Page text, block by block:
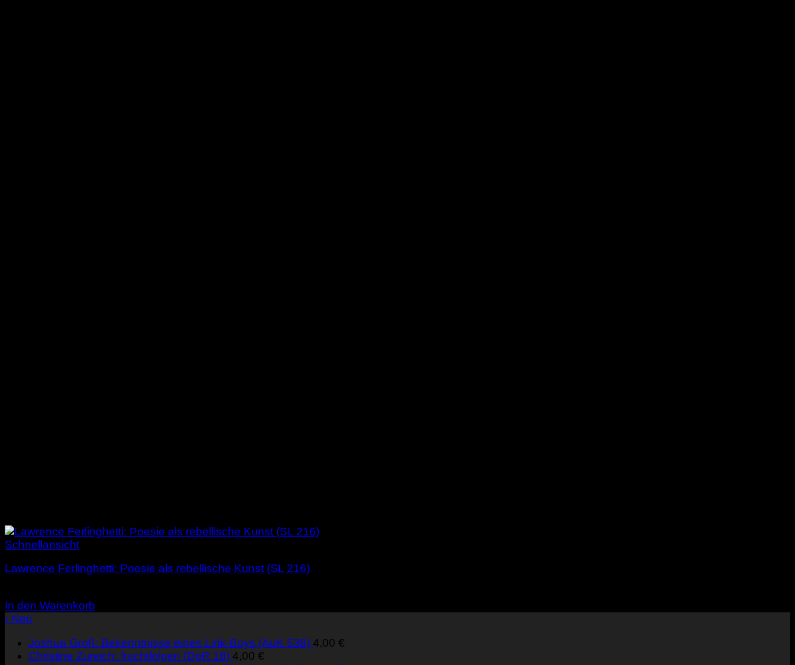
Schnellansicht
Lawrence Ferlinghetti: Poesie als rebellische Kunst (SL 216)
In den Warenkorb
› Neu
Joshua Groß: Bekenntnisse eines Link-Boys (AuK 538) 4,00 €
Christine Zureich: fruchtfolgen (DgR 18) 4,00 €